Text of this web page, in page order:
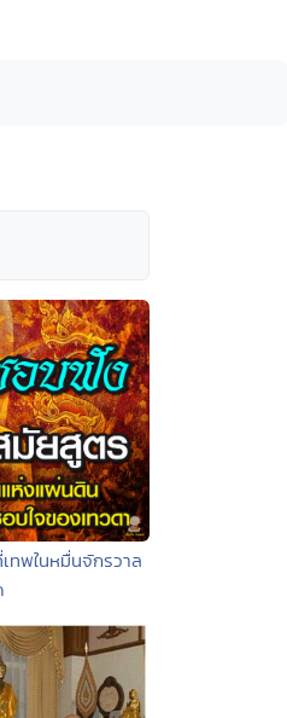
พในหมื่นจักรวาล